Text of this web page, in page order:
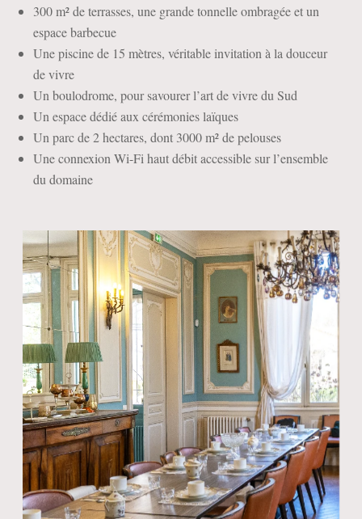
300 m² de terrasses, une grande tonnelle ombragée et un
espace barbecue
Une piscine de 15 mètres, véritable invitation à la douceur
de vivre
Un boulodrome, pour savourer l’art de vivre du Sud
Un espace dédié aux cérémonies laïques
Un parc de 2 hectares, dont 3000 m² de pelouses
Une connexion Wi-Fi haut débit accessible sur l’ensemble
du domaine